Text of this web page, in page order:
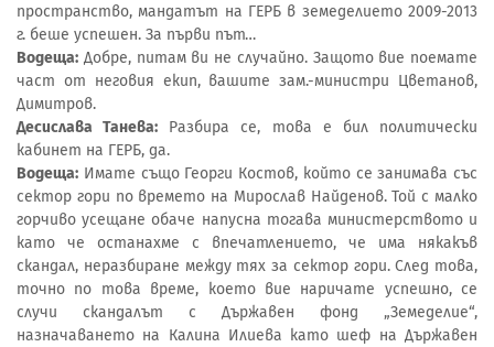
пространство, мандатът на ГЕРБ в земеделието 2009-2013
г. беше успешен. За първи път…
Водеща: Добре, питам ви не случайно. Защото вие поемате
част от неговия екип, вашите зам.-министри Цветанов,
Димитров.
Десислава Танева: Разбира се, това е бил политически
кабинет на ГЕРБ, да.
Водеща: Имате също Георги Костов, който се занимава със
сектор гори по времето на Мирослав Найденов. Той с малко
горчиво усещане обаче напусна тогава министерството и
като че останахме с впечатлението, че има някакъв
скандал, неразбиране между тях за сектор гори. След това,
точно по това време, което вие наричате успешно, се
случи скандалът с Държавен фонд „Земеделие“,
назначаването на Калина Илиева като шеф на Държавен